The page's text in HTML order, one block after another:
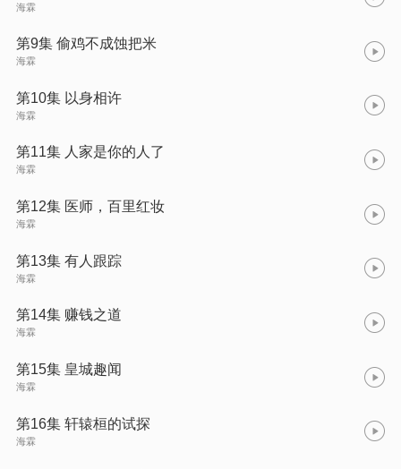
海霖
第9集 偷鸡不成蚀把米
海霖
第10集 以身相许
海霖
第11集 人家是你的人了
海霖
第12集 医师，百里红妆
海霖
第13集 有人跟踪
海霖
第14集 赚钱之道
海霖
第15集 皇城趣闻
海霖
第16集 轩辕桓的试探
海霖